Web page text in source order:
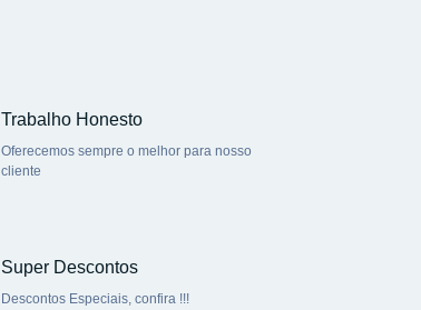
Trabalho Honesto
Oferecemos sempre o melhor para nosso
cliente
Super Descontos
Descontos Especiais, confira !!!